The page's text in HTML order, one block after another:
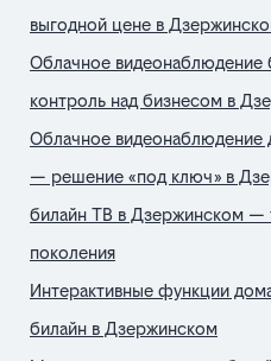
выгодной цене в
Облачное видеонаблюдение
контроль над бизнесом в
Облачное видеонаблюдение
— решение «под ключ» в
билайн ТВ в Дзержинском —
поколения
Интерактивные функции
билайн в Дзержинском